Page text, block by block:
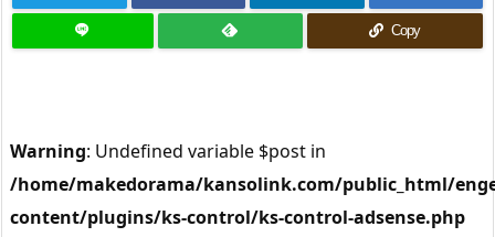
Copy
Warning: Undefined variable $post in
/home/makedorama/kansolink.com/public_html/
content/plugins/ks-control/ks-control-adsense.php